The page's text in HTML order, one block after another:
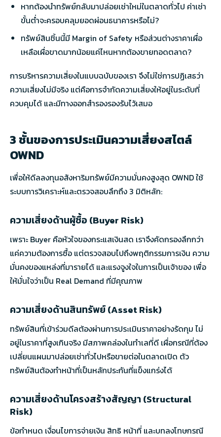
หากต้องนำทรัพย์กลับมาปล่อยเช่าใหม่ในตลาดทั่วไป ค่าเช่า
ขั้นต่ำจะครอบคลุมยอดผ่อนธนาคารหรือไม่?
ทรัพย์สินชิ้นนี้มี Margin of Safety หรือส่วนต่างราคาเผื่อ
เหลือเผื่อขาดมากน้อยแค่ไหนหากต้องขายทอดตลาด?
การบริหารความเสี่ยงในแบบฉบับของเรา จึงไม่ใช่การปฏิเสธว่า
ความเสี่ยงไม่มีจริง แต่คือการจำกัดความเสี่ยงให้อยู่ในระดับที่
ควบคุมได้ และมีทางออกสำรองรองรับไว้เสมอ
3 ชั้นของการประเมินความเสี่ยงสไตล์
OWND
เพื่อให้ดีลลงทุนอสังหาริมทรัพย์มีความมั่นคงสูงสุด OWND ใช้
ระบบการวิเคราะห์และตรวจสอบลึกถึง 3 มิติหลัก:
ความเสี่ยงด้านผู้ซื้อ (Buyer Risk)
เพราะ Buyer คือหัวใจของกระแสเงินสด เราจึงคัดกรองลึกกว่า
แค่ความต้องการซื้อ แต่ตรวจสอบไปถึงพฤติกรรมการเงิน ความ
มั่นคงของแหล่งที่มารายได้ และแรงจูงใจในการเป็นเจ้าของ เพื่อ
ให้มั่นใจว่าเป็น Real Demand ที่มีคุณภาพ
ความเสี่ยงด้านสินทรัพย์ (Asset Risk)
ทรัพย์สินที่เข้าร่วมดีลต้องผ่านการประเมินราคาอย่างรัดกุม ไม่
อยู่ในราคาที่สูงเกินจริง มีสภาพคล่องในทำเลที่ดี เผื่อกรณีที่ต้อง
เปลี่ยนแผนมาปล่อยเช่าทั่วไปหรือขายต่อในตลาดเปิด ตัว
ทรัพย์สินต้องทำหน้าที่เป็นหลักประกันที่แข็งแกร่งได้
ความเสี่ยงด้านโครงสร้างสัญญา (Structural
Risk)
ข้อกำหนด เงื่อนไขการจ่ายเงิน สิทธิ หน้าที่ และบทลงโทษกรณี